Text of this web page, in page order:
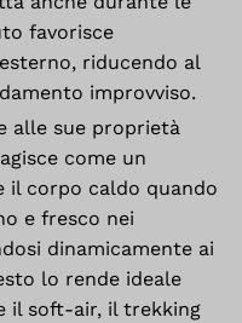
favorisce
riducendo al
improvviso.
alle sue proprietà
come un
il corpo caldo quando
e fresco nei
dinamicamente ai
lo rende ideale
il soft-air, il trekking